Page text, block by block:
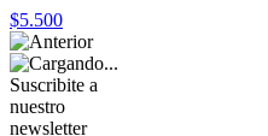
$5.500
Suscribite a
nuestro
newsletter